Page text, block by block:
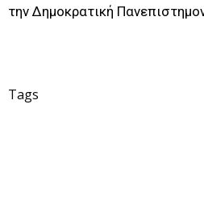
την Δημοκρατική
Tags